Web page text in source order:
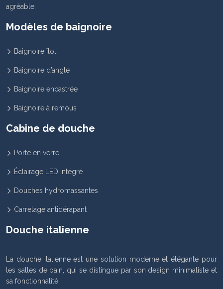
agréable.
Modèles de baignoire
Baignoire îlot
Baignoire d’angle
Baignoire encastrée
Baignoire à remous
Cabine de douche
Porte en verre
Éclairage LED intégré
Douches hydromassantes
Carrelage antidérapant
Douche italienne
La douche italienne est une solution moderne et élégante pour
les salles de bain, qui se distingue par son design minimaliste et
sa fonctionnalité.